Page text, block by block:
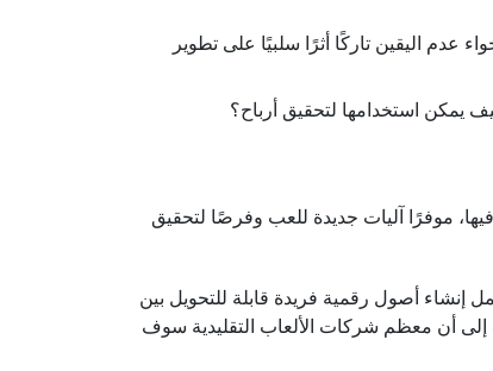
عدم اليقين تاركًا أثرًا سلبيًا على تطوير
يمكن استخدامها لتحقيق أرباح؟
موفرًا آليات جديدة للعب وفرصًا لتحقيق
إنشاء أصول رقمية فريدة قابلة للتحويل بين
إلى أن معظم شركات الألعاب التقليدية سوف